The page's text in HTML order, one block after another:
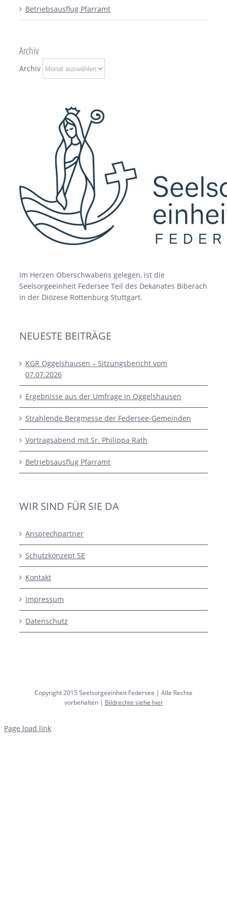
Betriebsausflug Pfarramt
Archiv
Archiv
Im Herzen Oberschwabens gelegen, ist die
Seelsorgeeinheit Federsee Teil des Dekanates Biberach
in der Diözese Rottenburg Stuttgart.
NEUESTE BEITRÄGE
KGR Oggelshausen – Sitzungsbericht vom
07.07.2026
Ergebnisse aus der Umfrage in Oggelshausen
Strahlende Bergmesse der Federsee-Gemeinden
Vortragsabend mit Sr. Philippa Rath
Betriebsausflug Pfarramt
WIR SIND FÜR SIE DA
Ansprechpartner
Schutzkonzept SE
Kontakt
Impressum
Datenschutz
Copyright 2015 Seelsorgeeinheit Federsee | Alle Rechte
vorbehalten | Bildrechte siehe hier
Page load link